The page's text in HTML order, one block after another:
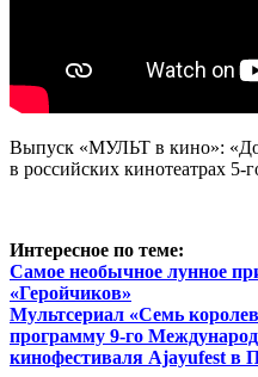
Выпуск «МУЛЬТ в кино»:
в российских кинотеатрах 5-
Интересное по теме:
Самое необычное лунное
«Геройчиков»
Мультсериал «Семь
программу 9-го
кинофестиваля Ajayufest в